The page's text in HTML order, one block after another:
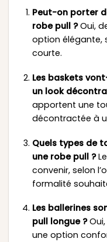
Peut-on porter
robe pull ?Oui,
option élégante,
courte.
Les baskets
un look
apportent une
décontractée à
Quels types de
une robe pull ?
convenir, selon
formalité
Les ballerines
pull longue ?
une option